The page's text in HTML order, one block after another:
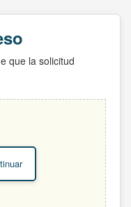
que la solicitud